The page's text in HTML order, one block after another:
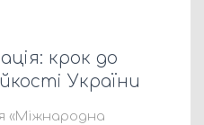
крок до
України
«Міжнародна